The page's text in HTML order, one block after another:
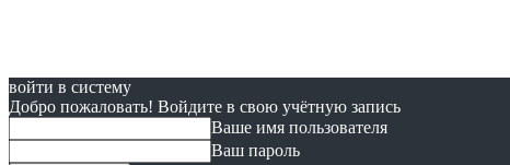
войти в систему
Добро пожаловать! Войдите в свою учётную запись
Ваше имя пользователя
Ваш пароль